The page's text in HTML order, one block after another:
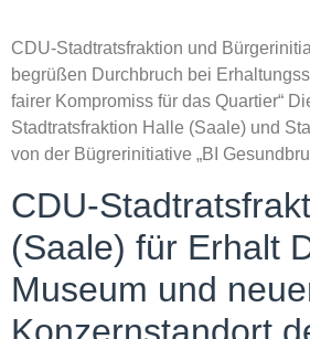
CDU-Stadtratsfraktion und
begrüßen Durchbruch bei
fairer Kompromiss für das Quartier“
Stadtratsfraktion Halle (Saale) und
von der Bügrerinitiative „BI
CDU-
(Saale) für Erhalt
Museum und
Konzernstandort